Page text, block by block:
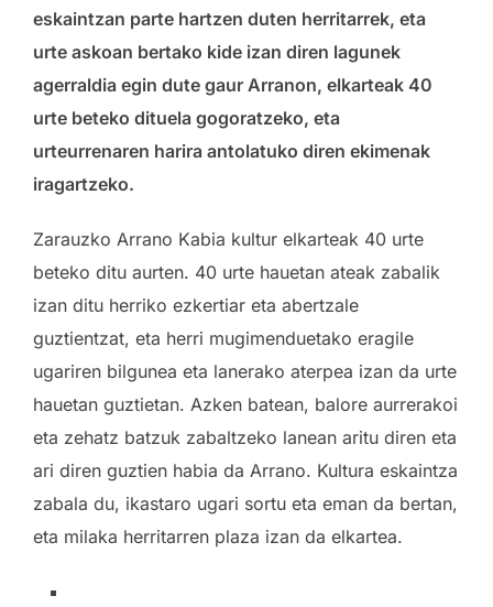
eskaintzan parte hartzen duten herritarrek, eta
urte askoan bertako kide izan diren lagunek
agerraldia egin dute gaur Arranon, elkarteak 40
urte beteko dituela gogoratzeko, eta
urteurrenaren harira antolatuko diren ekimenak
iragartzeko.
Zarauzko Arrano Kabia kultur elkarteak 40 urte
beteko ditu aurten. 40 urte hauetan ateak zabalik
izan ditu herriko ezkertiar eta abertzale
guztientzat, eta herri mugimenduetako eragile
ugariren bilgunea eta lanerako aterpea izan da urte
hauetan guztietan. Azken batean, balore aurrerakoi
eta zehatz batzuk zabaltzeko lanean aritu diren eta
ari diren guztien habia da Arrano. Kultura eskaintza
zabala du, ikastaro ugari sortu eta eman da bertan,
eta milaka herritarren plaza izan da elkartea.